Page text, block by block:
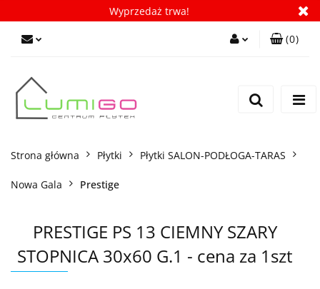
Wyprzedaż trwa!
(0)
Strona główna Płytki Płytki SALON-PODŁOGA-TARAS
Nowa Gala Prestige
PRESTIGE PS 13 CIEMNY SZARY
STOPNICA 30x60 G.1 - cena za 1szt